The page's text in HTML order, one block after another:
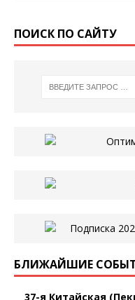
ПОИСК ПО САЙТУ
БЛИЖАЙШИЕ
37-я Китайская